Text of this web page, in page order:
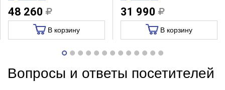
48 260
В корзину
31 990
В корзину
Вопросы и ответы посетителей